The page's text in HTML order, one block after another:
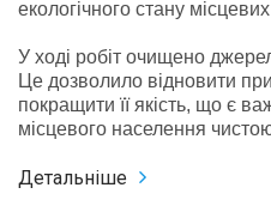
екологічного стану
У ході робіт очищено
Це дозволило відновити
покращити її якість, що є
місцевого населення
Детальніше